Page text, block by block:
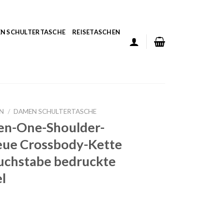
SCHULTERTASCHE REISETASCHEN
/ DAMEN SCHULTERTASCHE
One-Shoulder-
Crossbody-Kette
bedruckte